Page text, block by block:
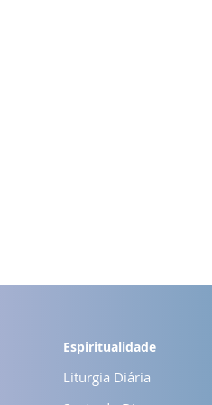
Espiritualidade
Liturgia Diária